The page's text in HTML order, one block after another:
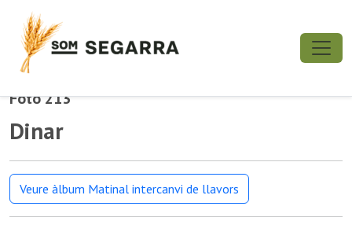
Foto 213
Dinar
Veure àlbum Matinal intercanvi de llavors